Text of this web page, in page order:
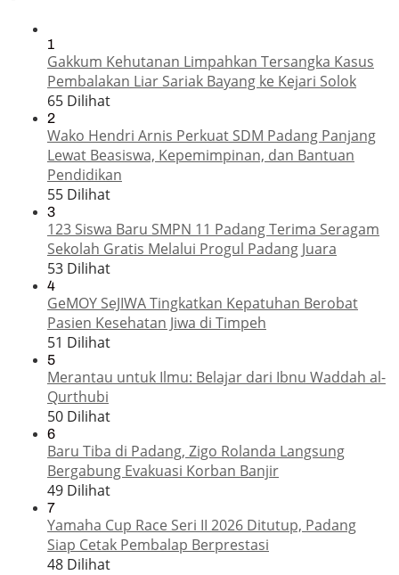
1
Gakkum Kehutanan Limpahkan Tersangka Kasus
Pembalakan Liar Sariak Bayang ke Kejari Solok
65 Dilihat
2
Wako Hendri Arnis Perkuat SDM Padang Panjang
Lewat Beasiswa, Kepemimpinan, dan Bantuan
Pendidikan
55 Dilihat
3
123 Siswa Baru SMPN 11 Padang Terima Seragam
Sekolah Gratis Melalui Progul Padang Juara
53 Dilihat
4
GeMOY SeJIWA Tingkatkan Kepatuhan Berobat
Pasien Kesehatan Jiwa di Timpeh
51 Dilihat
5
Merantau untuk Ilmu: Belajar dari Ibnu Waddah al-
Qurthubi
50 Dilihat
6
Baru Tiba di Padang, Zigo Rolanda Langsung
Bergabung Evakuasi Korban Banjir
49 Dilihat
7
Yamaha Cup Race Seri II 2026 Ditutup, Padang
Siap Cetak Pembalap Berprestasi
48 Dilihat